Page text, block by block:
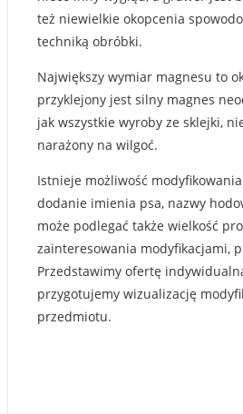
też niewielkie okopcenia
techniką obróbki.
Największy wymiar magnesu to
przyklejony jest silny magnes
jak wszystkie wyroby ze sklejki,
narażony na wilgoć.
Istnieje możliwość
dodanie imienia psa, nazwy
może podlegać także wielkość
zainteresowania modyfikacjami,
Przedstawimy ofertę
przygotujemy wizualizację
przedmiotu.